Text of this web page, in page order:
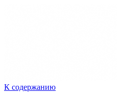
К содержанию